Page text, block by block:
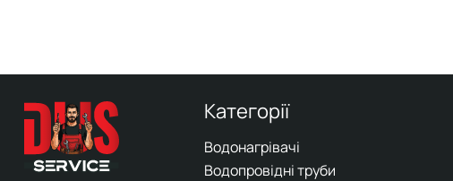
Категорії
Водонагрівачі
Водопровідні труби